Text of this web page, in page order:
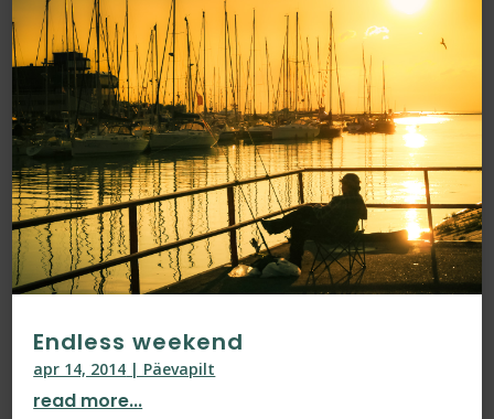
Endless weekend
apr 14, 2014 | Päevapilt
read more...